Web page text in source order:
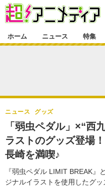
ゲーム・アプリ
グッズ
声優
舞台
特集一覧
ラキりす
連載マンガ
連載マンガ一覧
番組・動画
番組・動画一覧
動画
連載・ブログ
連載・ブログ一覧
編集部ブログ・お知らせ
ホーム ニュース 特集
「弱虫ペダル」×“西
ラストのグッズ登場
長崎を満喫♪
『弱虫ペダル LIMIT BREAK』
ジナルイラストを使用したグ
ニュース グッズ